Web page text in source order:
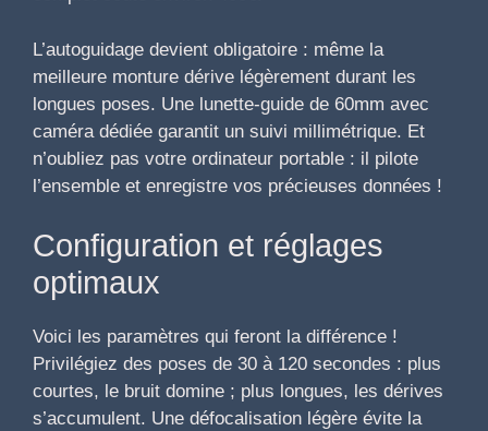
L’autoguidage devient obligatoire : même la
meilleure monture dérive légèrement durant les
longues poses. Une lunette-guide de 60mm avec
caméra dédiée garantit un suivi millimétrique. Et
n’oubliez pas votre ordinateur portable : il pilote
l’ensemble et enregistre vos précieuses données !
Configuration et réglages
optimaux
Voici les paramètres qui feront la différence !
Privilégiez des poses de 30 à 120 secondes : plus
courtes, le bruit domine ; plus longues, les dérives
s’accumulent. Une défocalisation légère évite la